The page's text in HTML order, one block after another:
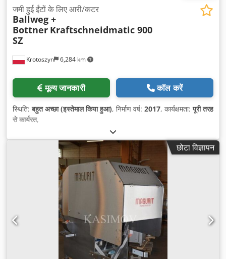
Krotoszyn 6,284 km
जमी हुई ईंटों के लिए आरी/कटर
Ballweg +
Bottner Kraftschneidmatic 900
SZ
मूल्य जानकारी कॉल करें
स्थिति:बहुत अच्छा (इस्तेमाल किया हुआ), निर्माण वर्ष: 2017, कार्यक्षमता:पूरी तरह
से कार्यरत,
छोटा विज्ञापन